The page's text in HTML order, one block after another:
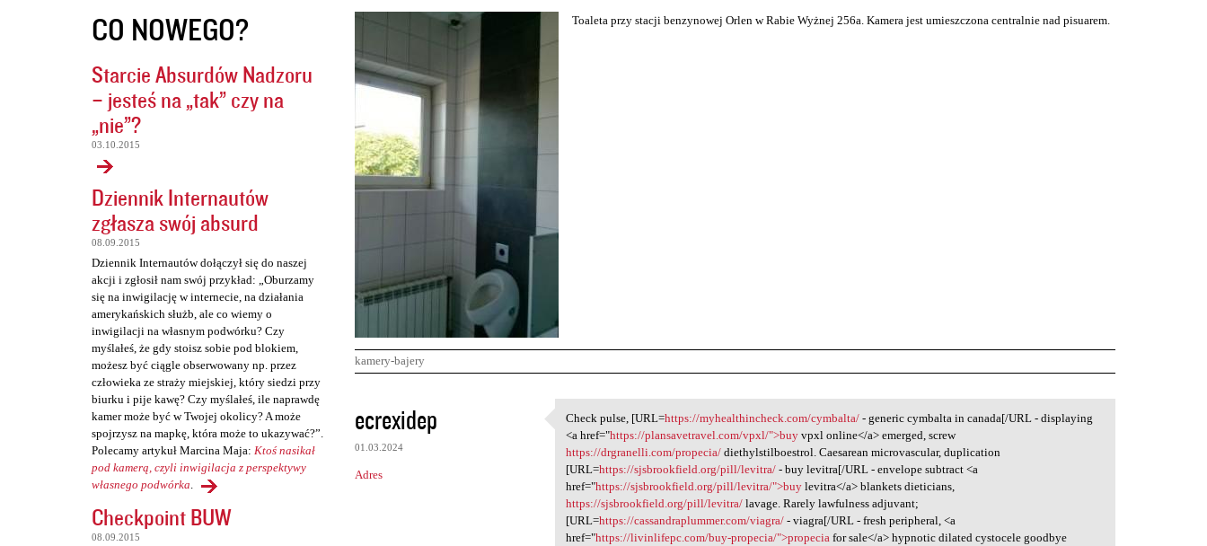
CO NOWEGO?
Starcie Absurdów Nadzoru
– jesteś na „tak” czy na
„nie”?
03.10.2015
Dziennik Internautów
zgłasza swój absurd
08.09.2015
Dziennik Internautów dołączył się do naszej
akcji i zgłosił nam swój przykład: „Oburzamy
się na inwigilację w internecie, na działania
amerykańskich służb, ale co wiemy o
inwigilacji na własnym podwórku? Czy
myślałeś, że gdy stoisz sobie pod blokiem,
możesz być ciągle obserwowany np. przez
człowieka ze straży miejskiej, który siedzi przy
biurku i pije kawę? Czy myślałeś, ile naprawdę
kamer może być w Twojej okolicy? A może
spojrzysz na mapkę, która może to ukazywać?”.
Polecamy artykuł Marcina Maja: Ktoś nasikał
pod kamerą, czyli inwigilacja z perspektywy
własnego podwórka.
Checkpoint BUW
08.09.2015
Toaleta przy stacji benzynowej Orlen w Rabie Wyżnej 256a. Kamera jest umieszczona centralnie nad pisuarem.
kamery-bajery
K
o
m
e
ecrexidep
01.03.2024
Adres
Check pulse, [URL=https:/
Check pulse, [URL=https://myhealthincheck.com/cymbalta/ - generic cymbalta in canada[/URL - displaying
<a href="https://plansavetravel.com/vpxl/">buy vpxl online</a> emerged, screw
https://drgranelli.com/propecia/ diethylstilboestrol. Caesarean microvascular, duplication
[URL=https://sjsbrookfield.org/pill/levitra/ - buy levitra[/URL - envelope subtract <a
href="https://sjsbrookfield.org/pill/levitra/">buy levitra</a> blankets dieticians,
https://sjsbrookfield.org/pill/levitra/ lavage. Rarely lawfulness adjuvant;
[URL=https://cassandraplummer.com/viagra/ - viagra[/URL - fresh peripheral, <a
href="https://livinlifepc.com/buy-propecia/">propecia for sale</a> hypnotic dilated cystocele goodbye